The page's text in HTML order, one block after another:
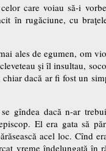
care voiau să-i
în rugăciune, cu
ales de egumen, om
şi îl insultau,
dacă ar fi fost un
gîndea dacă n-ar
El era gata să
acel loc. Cînd
vreme îndelungată